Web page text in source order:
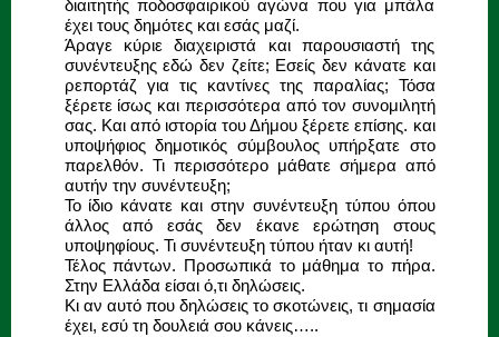
διαιτητής ποδοσφαιρικού αγώνα που για μπάλα
έχει τους δημότες και εσάς μαζί.
Άραγε κύριε διαχειριστά και παρουσιαστή της
συνέντευξης εδώ δεν ζείτε; Εσείς δεν κάνατε και
ρεπορτάζ για τις καντίνες της παραλίας; Τόσα
ξέρετε ίσως και περισσότερα από τον συνομιλητή
σας. Και από ιστορία του Δήμου ξέρετε επίσης. και
υποψήφιος δημοτικός σύμβουλος υπήρξατε στο
παρελθόν. Τι περισσότερο μάθατε σήμερα από
αυτήν την συνέντευξη;
Το ίδιο κάνατε και στην συνέντευξη τύπου όπου
άλλος από εσάς δεν έκανε ερώτηση στους
υποψηφίους. Τι συνέντευξη τύπου ήταν κι αυτή!
Τέλος πάντων. Προσωπικά το μάθημα το πήρα.
Στην Ελλάδα είσαι ό,τι δηλώσεις.
Κι αν αυτό που δηλώσεις το σκοτώνεις, τι σημασία
έχει, εσύ τη δουλειά σου κάνεις…..